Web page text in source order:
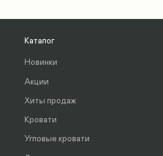
Каталог
Новинки
Акции
Хиты продаж
Кровати
Угловые кровати